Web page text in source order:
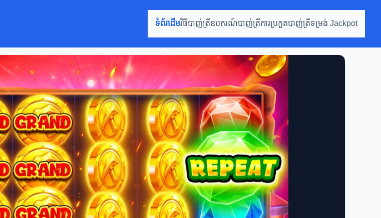
ទំព័រដើមវិធីបាញ់ត្រីឧបករណ៍បាញ់ត្រីការប្រកួតបាញ់ត្រីទម្រង់ Jackpot